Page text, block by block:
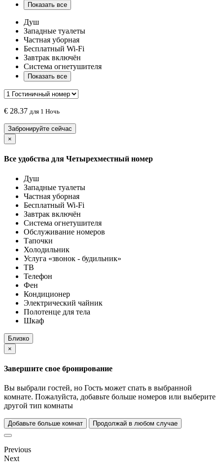
Показать все
Душ
Западные туалеты
Частная уборная
Бесплатный Wi-Fi
Завтрак включён
Система огнетушителя
Показать все
€ 28.37 для 1 Ночь
Забронируйте сейчас
×
Все удобства для Четырехместный номер
Душ
Западные туалеты
Частная уборная
Бесплатный Wi-Fi
Завтрак включён
Система огнетушителя
Обслуживание номеров
Тапочки
Холодильник
Услуга «звонок - будильник»
ТВ
Телефон
Фен
Кондиционер
Электрический чайник
Полотенце для тела
Шкаф
Близко
×
Завершите свое бронирование
Вы выбрали гостей, но Гость может спать в выбранной
комнате. Пожалуйста, добавьте больше номеров или выберите
другой тип комнаты
Добавьте больше комнат Продолжай в любом случае
Previous
Next